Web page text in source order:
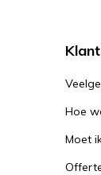
Hoe
Moet